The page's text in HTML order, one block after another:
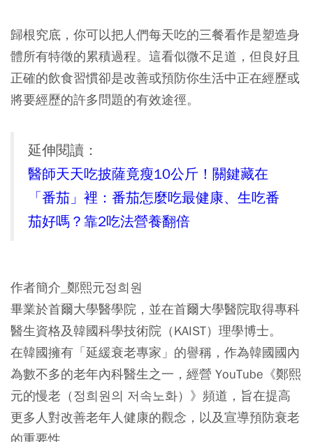
歸根究底，你可以把人們每天吃的三餐看作是塑造身
體所有特徵的累積過程。這看似微不足道，但良好且
正確的飲食習慣卻是改善或預防你生活中正在經歷或
將要經歷的許多問題的有效途徑。
延伸閱讀：
醫師天天吃披薩竟瘦10公斤！關鍵藏在
「番茄」裡：番茄怎麼吃最健康、生吃番
茄好嗎？靠2吃法營養翻倍
作者簡介_鄭熙元정희원
畢業於首爾大學醫學院，並在首爾大學醫院取得專科
醫生資格及韓國科學技術院（KAIST）理學博士。
在韓國擁有「延緩衰老專家」的譽稱，作為韓國國內
為數不多的老年內科醫生之一，經營 YouTube《鄭熙
元的慢老（정희원의 저속노화）》頻道，旨在提高
更多人對改善老年人健康的觀念，以及宣導預防衰老
的重要性。